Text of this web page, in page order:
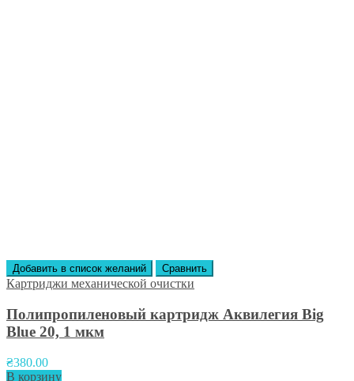
Добавить в список желаний Сравнить
Картриджи механической очистки
Полипропиленовый картридж Аквилегия Big
Blue 20, 1 мкм
₴380.00
В корзину